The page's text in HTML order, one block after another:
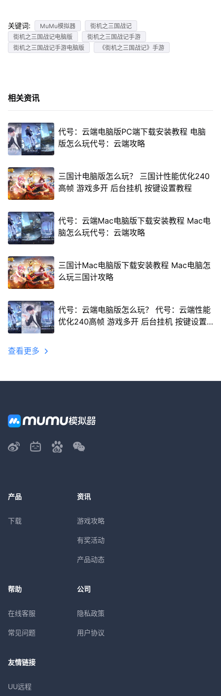
关键词: MuMu模拟器
街机之三国战记
街机之三国战记电脑版
街机之三国战记手游
街机之三国战记手游电脑版
《街机之三国战记》手游
相关资讯
代号：云端电脑版PC端下载安装教程 电脑
版怎么玩代号：云端攻略
三国计电脑版怎么玩？ 三国计性能优化240
高帧 游戏多开 后台挂机 按键设置教程
代号：云端Mac电脑版下载安装教程 Mac电
脑怎么玩代号：云端攻略
三国计Mac电脑版下载安装教程 Mac电脑怎
么玩三国计攻略
代号：云端电脑版怎么玩？ 代号：云端性能
优化240高帧 游戏多开 后台挂机 按键设置
查看更多
产品
下载
资讯
游戏攻略
有奖活动
产品动态
帮助
在线客服
常见问题
公司
隐私政策
用户协议
友情链接
UU远程